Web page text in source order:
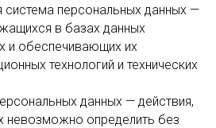
персональных данных —
в базах данных
и обеспечивающих их
технологий и технических
данных — действия,
невозможно определить без